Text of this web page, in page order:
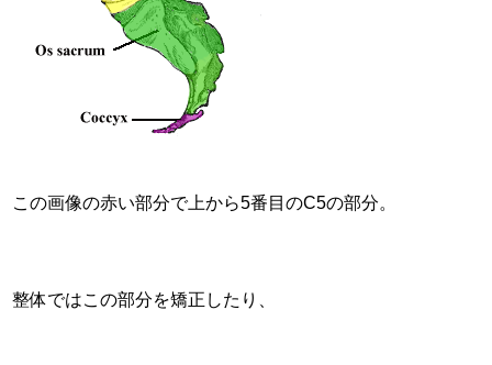
この画像の赤い部分で上から5番目のC5の部分。
整体ではこの部分を矯正したり、